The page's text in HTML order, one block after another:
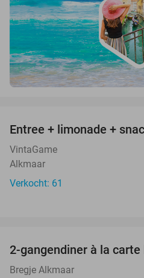
Entree + limonade +
VintaGame
Alkmaar
Verkocht: 61
2-gangendiner à la
Bregje Alkmaar